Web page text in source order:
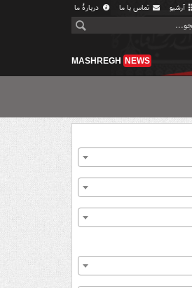
آرشیو تماس با ما دربارهٔ ما
MASHREGH NEWS